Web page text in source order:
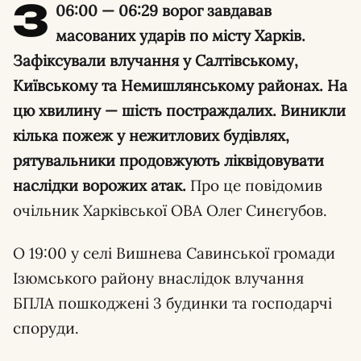
З 06:00 — 06:29 ворог завдавав
масованих ударів по місту Харків.
Зафіксували влучання у Салтівському,
Київському та Немишлянському районах. На
цю хвилину — шість постраждалих. Виникли
кілька пожеж у нежитлових будівлях,
рятувальники продовжують ліквідовувати
наслідки ворожих атак. Про це повідомив
очільник Харківської ОВА Олег Синєгубов.
О 19:00 у селі Вишнева Савинської громади
Ізюмського району внаслідок влучання
БПЛА пошкоджені 3 будинки та господарчі
споруди.